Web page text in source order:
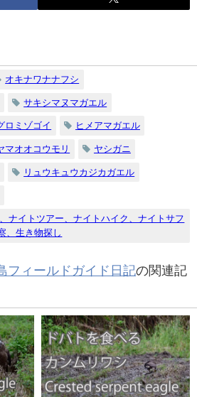
オキナワナナフシ
サキシマヌマガエル
ロミゾゴイ ヒメアマガエル
マオオコウモリ ヤシガニ
リュウキュウカジカガエル
ナイトツアー、ナイトハイク、ナイトサフ
、生き物探し
フィールドガイド日記の関連記